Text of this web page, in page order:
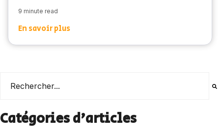
9 minute read
En savoir plus
Catégories d'articles